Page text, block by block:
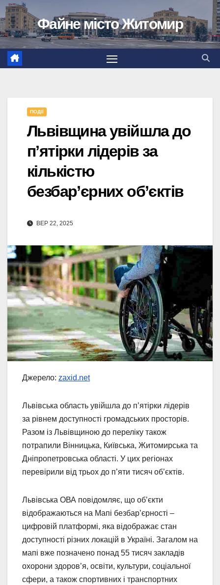
Перейти
до
вмісту
Файне місто Житомир
ПОДІЇ
Львівщина увійшла до
пʼятірки лідерів за
кількістю
безбар’єрних об’єктів
ВЕР 22, 2025
Джерело: zaxid.net
Львівська область увійшла до п’ятірки лідерів
за рівнем доступності громадських просторів.
Разом із Львівщиною до переліку також
потрапили Вінницька, Київська, Житомирська та
Дніпропетровська області. У цих регіонах
перевірили від трьох до п’яти тисяч об’єктів.
Львівська ОВА повідомляє, що обʼєкти
відображаються на Мапі безбар’єрності –
цифровій платформі, яка відображає стан
доступності різних локацій в Україні. Загалом на
мапі вже позначено понад 55 тисяч закладів
охорони здоров’я, освіти, культури, соціальної
сфери, а також спортивних і транспортних